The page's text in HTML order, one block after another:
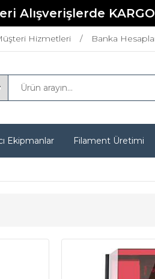
Alışverişlerde
Hizmetleri Banka
Ekipmanlar Filament Üretimi